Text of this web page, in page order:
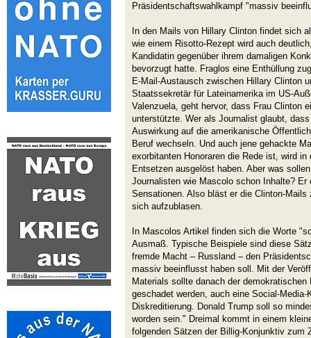
Präsidentschaftswahlkampf "massiv
In den Mails von Hillary Clinton findet sich
wie einem Risotto-Rezept wird auch
Kandidatin gegenüber ihrem damaligen
bevorzugt hatte. Fraglos eine Enthüllung
E-Mail-Austausch zwischen Hillary Clinton
Staatssekretär für Lateinamerika im US-
Valenzuela, geht hervor, dass Frau Clinton
unterstützte. Wer als Journalist glaubt,
Auswirkung auf die amerikanische
Beruf wechseln. Und auch jene gehackte
exorbitanten Honoraren die Rede ist, wird in
Entsetzen ausgelöst haben. Aber was
Journalisten wie Mascolo schon Inhalte? Er
Sensationen. Also bläst er die Clinton-
sich aufzublasen.
In Mascolos Artikel finden sich die Worte
Ausmaß. Typische Beispiele sind diese
fremde Macht – Russland – den
massiv beeinflusst haben soll. Mit der
Materials sollte danach der
geschadet werden, auch eine Social-
Diskreditierung. Donald Trump soll so
worden sein." Dreimal kommt in einem
folgenden Sätzen der Billig-Konjunktiv zum